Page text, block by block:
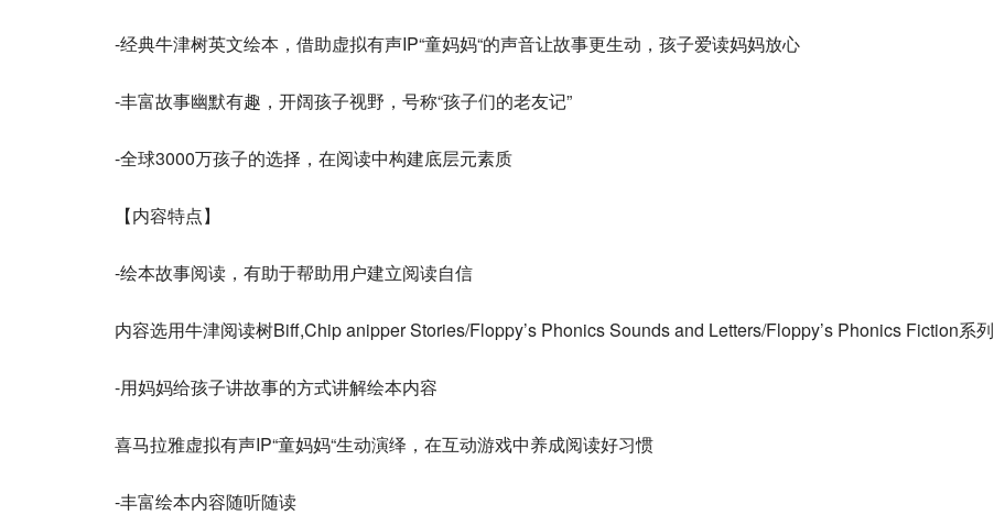
-经典牛津树英文绘本，借助虚拟有声IP“童妈妈“的声音让故事更生动，孩子爱读妈妈放心
-丰富故事幽默有趣，开阔孩子视野，号称“孩子们的老友记”
-全球3000万孩子的选择，在阅读中构建底层元素质
【内容特点】
-绘本故事阅读，有助于帮助用户建立阅读自信
内容选用牛津阅读树Biff,Chip anipper Stories/Floppy’s Phonics Sounds and Letters/Floppy’s Phonics Fiction系列
-用妈妈给孩子讲故事的方式讲解绘本内容
喜马拉雅虚拟有声IP“童妈妈“生动演绎，在互动游戏中养成阅读好习惯
-丰富绘本内容随听随读